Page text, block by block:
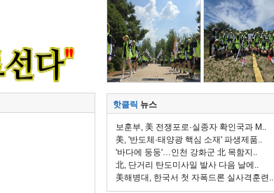
핫클릭 뉴스
보훈부, 美 전쟁포로·실종자 확인국과 M..
美, '반도체·태양광 핵심 소재' 파생제품..
'바다에 둥둥'…인천 강화군 北 목함지..
北, 단거리 탄도미사일 발사 다음 날에..
美해병대, 한국서 첫 자폭드론 실사격훈련..